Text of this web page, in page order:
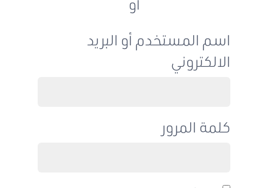
اسم المستخدم أو البريد
الالكتروني
كلمة المرور